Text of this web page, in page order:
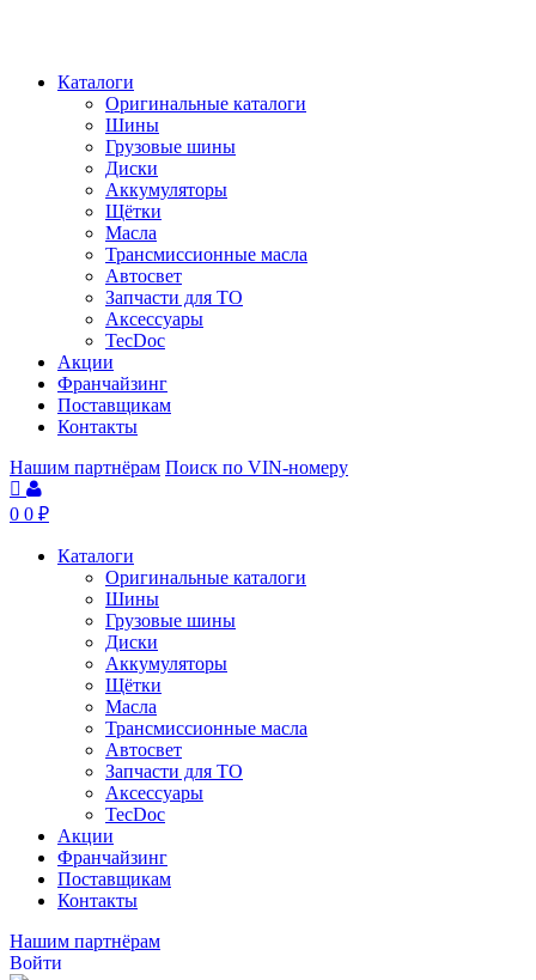
Каталоги
Оригинальные каталоги
Шины
Грузовые шины
Диски
Аккумуляторы
Щётки
Масла
Трансмиссионные масла
Автосвет
Запчасти для ТО
Аксессуары
TecDoc
Акции
Франчайзинг
Поставщикам
Контакты
Нашим партнёрам Поиск по VIN-номеру
0 0 ₽
Каталоги
Оригинальные каталоги
Шины
Грузовые шины
Диски
Аккумуляторы
Щётки
Масла
Трансмиссионные масла
Автосвет
Запчасти для ТО
Аксессуары
TecDoc
Акции
Франчайзинг
Поставщикам
Контакты
Нашим партнёрам
Войти